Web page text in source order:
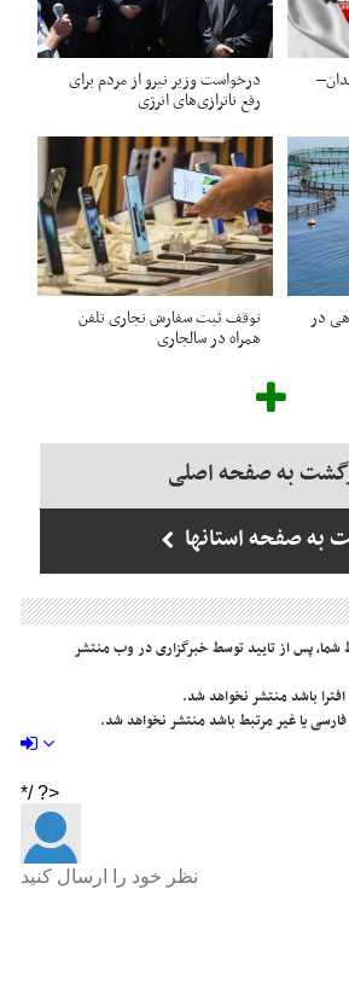
درخواست وزیر نیرو از مردم برای
رفع ناترازی‌های انرژی
تن ماهی در توقف ثبت سفارش تجاری تلفن
همراه در سالجاری
به صفحه اصلی
به صفحه استانها
شما، پس از تایید توسط خبرگزاری در وب منتشر
باشد منتشر نخواهد شد.
فارسی یا غیر مرتبط باشد منتشر نخواهد شد.